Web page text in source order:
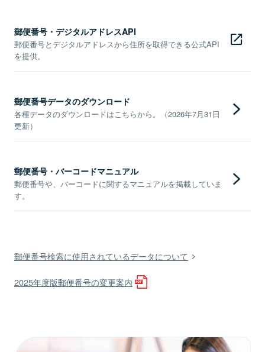
郵便番号・デジタルアドレスAPI
郵便番号とデジタルアドレスから住所を取得できる公式API
を提供。
郵便番号データのダウンロード
各種データのダウンロードはこちらから。（2026年7月31日
更新）
郵便番号・バーコードマニュアル
郵便番号や、バーコードに関するマニュアルを掲載していま
す。
郵便番号検索に使用されているデータについて
2025年度版郵便番号の変更案内